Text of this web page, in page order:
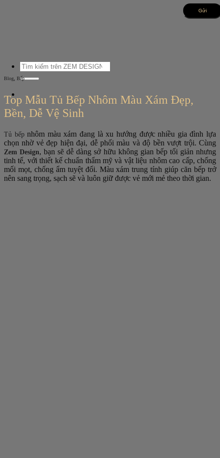
Tìm
kiếm:
Blog Bếp
Top Mẫu Tủ Bếp Nhôm Màu Xám Đẹp,
Bền, Dễ Vệ Sinh
Tủ bếpnhôm màu xám đang là xu hướng được nhiều gia đình lựa
chọn nhờ vẻ đẹp hiện đại, dễ phối màu và độ bền vượt trội. Cùng
Zem Design, bạn sẽ dễ dàng sở hữu không gian bếp tối giản nhưng
tinh tế, với thiết kế chuẩn thẩm mỹ và vật liệu nhôm cao cấp, chống
mối mọt, chống ẩm tuyệt đối. Màu xám trung tính giúp căn bếp trở
nên sang trọng, sạch sẽ và luôn giữ được vẻ mới mẻ theo thời gian.